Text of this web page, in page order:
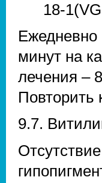
18-
Ежедневно
минут на
лечения –
Повторить
9.7.